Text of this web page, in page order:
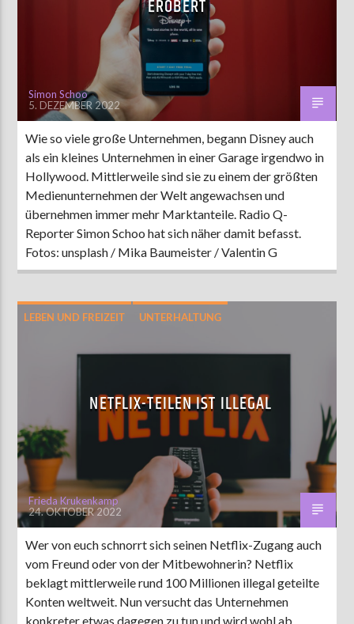
AKTUELLE SENDUNG
MOEBIUS
00:00 18:00
ZU HÖREN IN Münster 90,9 MHzSteinfurt103,9 MHz
EROBERT
Simon Schoo
5. DEZEMBER 2022
Wie so viele große Unternehmen, begann Disney auch
als ein kleines Unternehmen in einer Garage irgendwo in
Hollywood. Mittlerweile sind sie zu einem der größten
Medienunternehmen der Welt angewachsen und
übernehmen immer mehr Marktanteile. Radio Q-
Reporter Simon Schoo hat sich näher damit befasst.
Fotos: unsplash / Mika Baumeister / Valentin G
LEBEN UND FREIZEIT UNTERHALTUNG
NETFLIX-TEILEN IST ILLEGAL
Frieda Krukenkamp
24. OKTOBER 2022
Wer von euch schnorrt sich seinen Netflix-Zugang auch
vom Freund oder von der Mitbewohnerin? Netflix
beklagt mittlerweile rund 100 Millionen illegal geteilte
Konten weltweit. Nun versucht das Unternehmen
konkreter etwas dagegen zu tun und wird wohl ab